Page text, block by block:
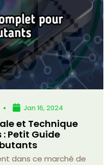
Jan 16, 2024
et Technique
Petit Guide
dans ce marché de